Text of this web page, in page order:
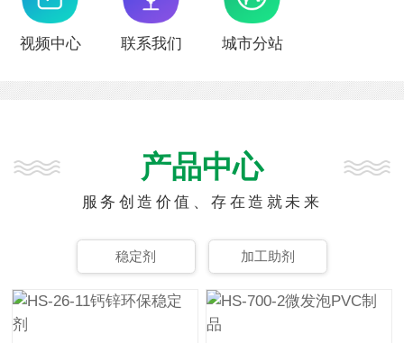
视频中心 联系我们 城市分站
产品中心
服务创造价值、存在造就未来
稳定剂 加工助剂